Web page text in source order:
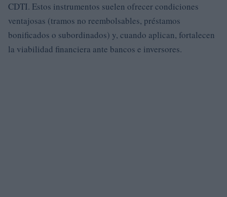
CDTI. Estos instrumentos suelen ofrecer condiciones
ventajosas (tramos no reembolsables, préstamos
bonificados o subordinados) y, cuando aplican, fortalecen
la viabilidad financiera ante bancos e inversores.